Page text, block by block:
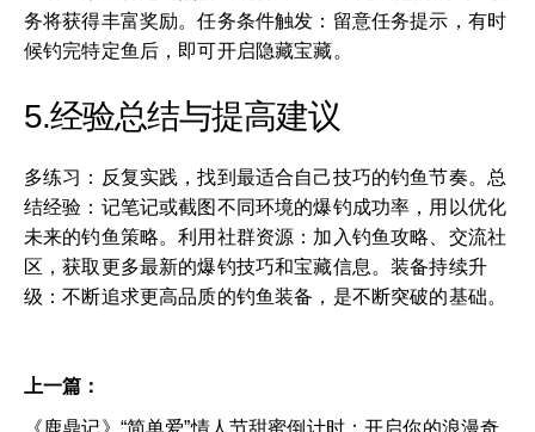
务将获得丰富奖励。任务条件触发：留意任务提示，有时
候钓完特定鱼后，即可开启隐藏宝藏。
5.经验总结与提高建议
多练习：反复实践，找到最适合自己技巧的钓鱼节奏。总
结经验：记笔记或截图不同环境的爆钓成功率，用以优化
未来的钓鱼策略。利用社群资源：加入钓鱼攻略、交流社
区，获取更多最新的爆钓技巧和宝藏信息。装备持续升
级：不断追求更高品质的钓鱼装备，是不断突破的基础。
上一篇：
《鹿鼎记》“简单爱”情人节甜蜜倒计时：开启你的浪漫奇